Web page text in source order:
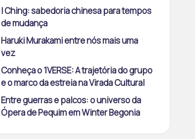
I Ching: sabedoria chinesa para tempos
de mudança
Haruki Murakami entre nós mais uma
vez
Conheça o 1VERSE: A trajetória do grupo
e o marco da estreia na Virada Cultural
Entre guerras e palcos: o universo da
Ópera de Pequim em Winter Begonia